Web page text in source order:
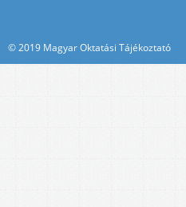
© 2019 Magyar Oktatási